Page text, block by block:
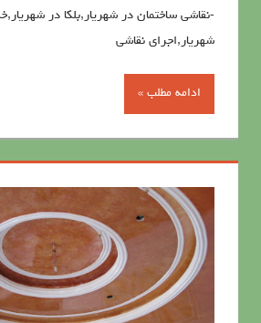
-نقاشی ساختمان در شهریار,بلکا در
شهریار,اجرای نقاشی
ادامه مطلب »